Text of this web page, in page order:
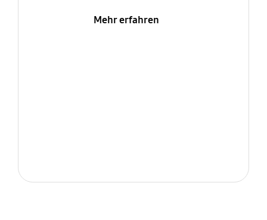
Mehr erfahren